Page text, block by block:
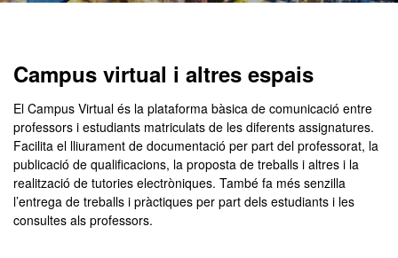
Campus virtual i altres espais
El Campus Virtual és la plataforma bàsica de comunicació entre
professors i estudiants matriculats de les diferents assignatures.
Facilita el lliurament de documentació per part del professorat, la
publicació de qualificacions, la proposta de treballs i altres i la
realització de tutories electròniques. També fa més senzilla
l’entrega de treballs i pràctiques per part dels estudiants i les
consultes als professors.